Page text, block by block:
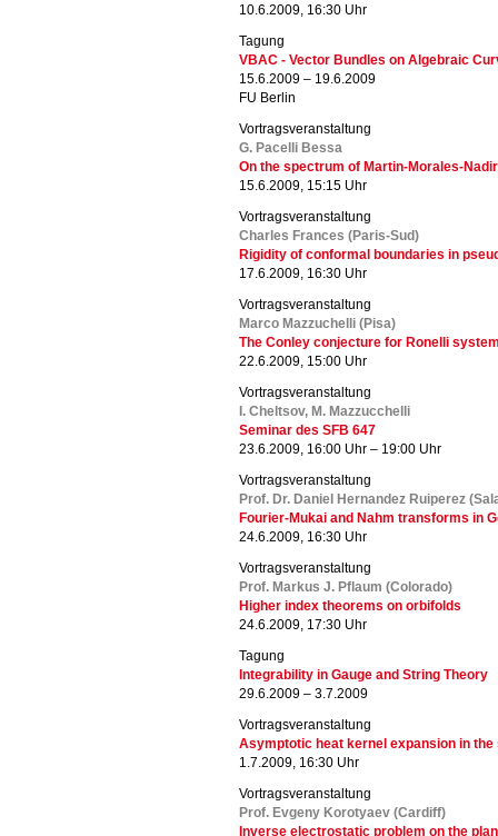
10.6.2009, 16:30 Uhr
Tagung
VBAC - Vector Bundles on Algebraic
15.6.2009 – 19.6.2009
FU Berlin
Vortragsveranstaltung
G. Pacelli Bessa
On the spectrum of Martin-Morales-
15.6.2009, 15:15 Uhr
Vortragsveranstaltung
Charles Frances (Paris-Sud)
Rigidity of conformal boundaries in
17.6.2009, 16:30 Uhr
Vortragsveranstaltung
Marco Mazzuchelli (Pisa)
The Conley conjecture for Ronelli
22.6.2009, 15:00 Uhr
Vortragsveranstaltung
I. Cheltsov, M. Mazzucchelli
Seminar des SFB 647
23.6.2009, 16:00 Uhr – 19:00 Uhr
Vortragsveranstaltung
Prof. Dr. Daniel Hernandez Ruiperez
Fourier-Mukai and Nahm transforms in
24.6.2009, 16:30 Uhr
Vortragsveranstaltung
Prof. Markus J. Pflaum (Colorado)
Higher index theorems on orbifolds
24.6.2009, 17:30 Uhr
Tagung
Integrability in Gauge and String Theory
29.6.2009 – 3.7.2009
Vortragsveranstaltung
Asymptotic heat kernel expansion in
1.7.2009, 16:30 Uhr
Vortragsveranstaltung
Prof. Evgeny Korotyaev (Cardiff)
Inverse electrostatic problem on the